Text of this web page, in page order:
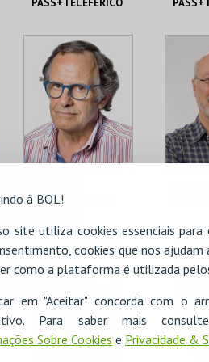
à BOL!
site utiliza cookies essenciais
cookies que nos ajudam
como a plataforma é utilizada
em "Aceitar" concorda com o
Para saber mais
Sobre Cookies e Privacidade &
PASS+TELEFÉRICO
MUNICÍPIO DE
GUIMARÃES
MAIS INFO
COMPRAR
CONFERÊNCIAS |
80 CANÇÕES
CULTURAL DE BELÉM
MAIS INFO